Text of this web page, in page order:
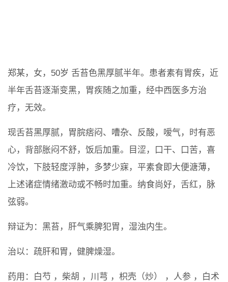
郑某，女，50岁 舌苔色黑厚腻半年。患者素有胃疾，近
半年舌苔逐渐变黑，胃疾随之加重，经中西医多方治
疗，无效。
现舌苔黑厚腻，胃脘痞闷、嘈杂、反酸，嗳气，时有恶
心，背部胀闷不舒，饭后加重。目涩，口干、口苦，喜
冷饮，下肢轻度浮肿，多梦少寐，平素食即大便溏薄，
上述诸症情绪激动或不畅时加重。纳食尚好，舌红，脉
弦弱。
辩证为：黑苔，肝气乘脾犯胃，湿浊内生。
治以：疏肝和胃，健脾燥湿。
药用：白芍 ，柴胡 ，川芎 ，枳壳（炒） ，人参 ，白术